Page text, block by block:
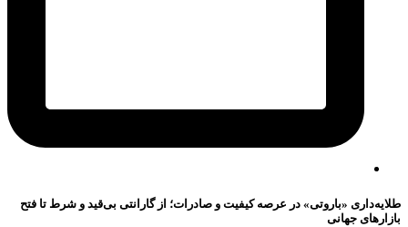
طلایه‌داری «باروتی» در عرصه کیفیت و صادرات؛ از گارانتی بی‌قید و شرط تا فتح
بازارهای جهانی